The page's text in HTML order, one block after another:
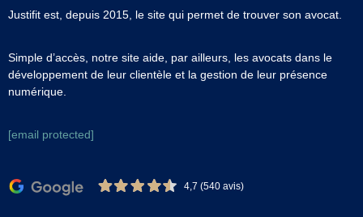
Justifit est, depuis 2015, le site qui permet de trouver son avocat.
Simple d’accès, notre site aide, par ailleurs, les avocats dans le
développement de leur clientèle et la gestion de leur présence
numérique.
[email protected]
4,7 (540 avis)